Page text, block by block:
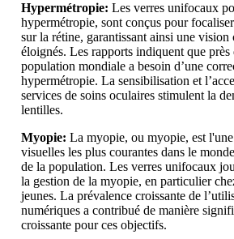
Hypermétropie: Les verres unifocaux
hypermétropie, sont conçus pour
sur la rétine, garantissant ainsi une vision
éloignés. Les rapports indiquent que près
population mondiale a besoin d’une
hypermétropie. La sensibilisation et
services de soins oculaires stimulent la
lentilles.
Myopie: La myopie, ou myopie, est
visuelles les plus courantes dans le
de la population. Les verres unifocaux
la gestion de la myopie, en particulier
jeunes. La prévalence croissante de
numériques a contribué de manière
croissante pour ces objectifs.